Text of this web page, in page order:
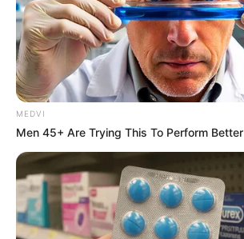
MEDVI
Men 45+ Are Trying This To Perform Better